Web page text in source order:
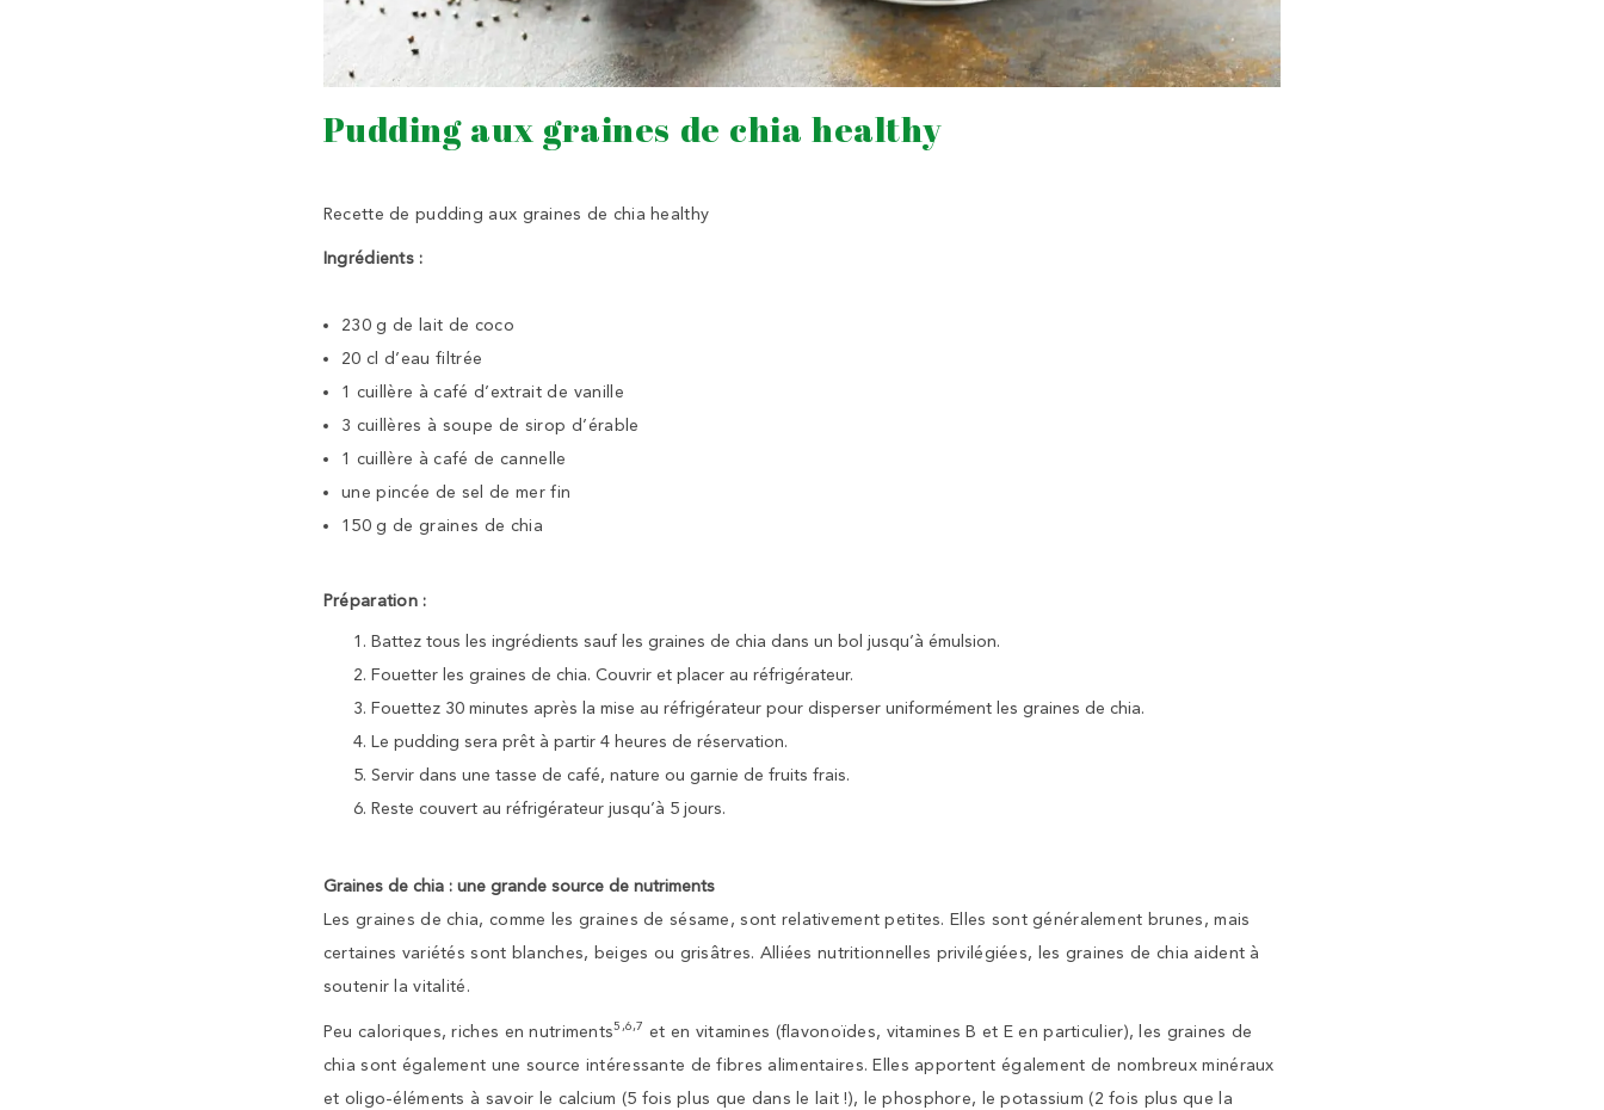
Pudding aux graines de chia healthy
Recette de pudding aux graines de chia healthy
Ingrédients :
230 g de lait de coco
20 cl d’eau filtrée
1 cuillère à café d’extrait de vanille
3 cuillères à soupe de sirop d’érable
1 cuillère à café de cannelle
une pincée de sel de mer fin
150 g de graines de chia
Préparation :
Battez tous les ingrédients sauf les graines de chia dans un bol jusqu’à émulsion.
Fouetter les graines de chia. Couvrir et placer au réfrigérateur.
Fouettez 30 minutes après la mise au réfrigérateur pour disperser uniformément les graines de chia.
Le pudding sera prêt à partir 4 heures de réservation.
Servir dans une tasse de café, nature ou garnie de fruits frais.
Reste couvert au réfrigérateur jusqu’à 5 jours.
Graines de chia : une grande source de nutriments
Les graines de chia, comme les graines de sésame, sont relativement petites. Elles sont généralement brunes, mais
certaines variétés sont blanches, beiges ou grisâtres. Alliées nutritionnelles privilégiées, les graines de chia aident à
soutenir la vitalité.
Peu caloriques, riches en nutriments5,6,7 et en vitamines (flavonoïdes, vitamines B et E en particulier), les graines de
chia sont également une source intéressante de fibres alimentaires. Elles apportent également de nombreux minéraux
et oligo-éléments à savoir le calcium (5 fois plus que dans le lait !), le phosphore, le potassium (2 fois plus que la